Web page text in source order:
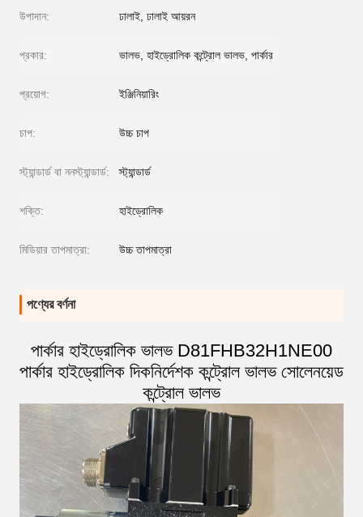
উপাদান: ঢালাই, ঢালাই আয়রন
প্রকার: ভালভ, হাইড্রোলিক কন্ট্রোল ভালভ, পার্কার
প্রয়োগ: ইঞ্জিনিয়ারিং
চাপ: উচ্চ চাপ
স্ট্যান্ডার্ড বা ননস্ট্যান্ডার্ড: স্ট্যান্ডার্ড
শক্তি: হাইড্রোলিক
মিডিয়ার তাপমাত্রা: উচ্চ তাপমাত্রা
পণ্যের বর্ণনা
পার্কার হাইড্রোলিক ভালভ D81FHB32H1NE00
পার্কার হাইড্রোলিক দিকনির্দেশক কন্ট্রোল ভালভ সোলেনয়েড
কন্ট্রোল ভালভ